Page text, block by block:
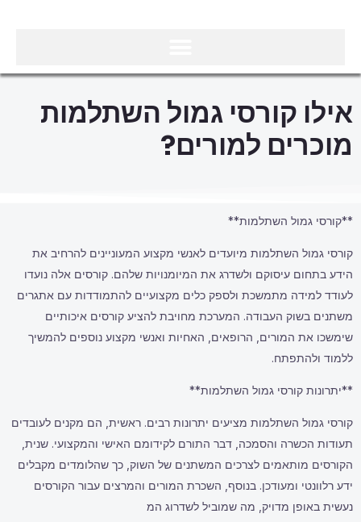
אילו קורסי גמול השתלמות
מוכרים למורים?
**קורסי גמול השתלמות**
קורסי גמול השתלמות מיועדים לאנשי מקצוע המעוניינים להרחיב את
הידע בתחום עיסוקם ולשדרג את המיומנויות שלהם. קורסים אלה נועדו
לעודד למידה מתמשכת ולספק כלים מקצועיים להתמודדות עם אתגרים
משתנים בשוק העבודה. המערכת מחויבת להציע קורסים איכותיים
שימשכו את המורים, הרופאים, האחיות ואנשי מקצוע נוספים להמשיך
ללמוד ולהתפתח.
**יתרונות קורסי גמול השתלמות**
קורסי גמול השתלמות מציעים יתרונות רבים. ראשית, הם מקנים לעובדים
תעודות הכשרה והסמכה, דבר התורם לקידומם האישי והמקצועי. שנית,
הקורסים מותאמים לצרכים המשתנים של השוק, כך שהלומדים מקבלים
ידע רלוונטי ומעודכן. בנוסף, השכרת המורים והמרצים עבור הקורסים
נעשית באופן מדויק, מה שמוביל לשדרוג המ